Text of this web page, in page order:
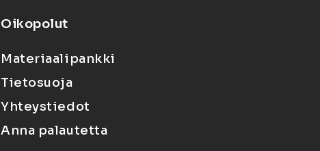
Oikopolut
Materiaalipankki
Tietosuoja
Yhteystiedot
Anna palautetta